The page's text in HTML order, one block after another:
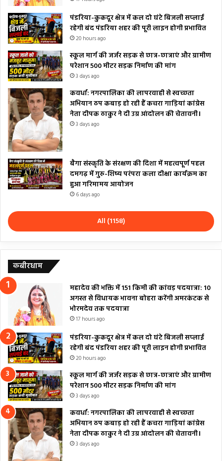
पंडरिया-कुकदूर क्षेत्र में कल दो घंटे बिजली सप्लाई
रहेगी बंद पंडरिया शहर की पूरी लाइन होगी प्रभावित
20 hours ago
स्कूल मार्ग की जर्जर सड़क से छात्र-छात्राएं और ग्रामीण
परेशान 500 मीटर सड़क निर्माण की मांग
3 days ago
कवर्धा: नगरपालिका की लापरवाही से स्वच्छता
अभियान ठप कबाड़ हो रही हैं कचरा गाड़ियां कांग्रेस
नेता दीपक ठाकुर ने दी उग्र आंदोलन की चेतावनी।
3 days ago
बैगा संस्कृति के संरक्षण की दिशा में महत्वपूर्ण पहल
दमगढ़ में गुरु-शिष्य परंपरा कला दीक्षा कार्यक्रम का
हुआ गरिमामय आयोजन
6 days ago
All (1158)
कबीरधाम
महादेव की भक्ति में 151 किमी की कांवड़ पदयात्रा: 10
अगस्त से विधायक भावना बोहरा करेंगी अमरकंटक से
भोरमदेव तक पदयात्रा
17 hours ago
पंडरिया-कुकदूर क्षेत्र में कल दो घंटे बिजली सप्लाई
रहेगी बंद पंडरिया शहर की पूरी लाइन होगी प्रभावित
20 hours ago
स्कूल मार्ग की जर्जर सड़क से छात्र-छात्राएं और ग्रामीण
परेशान 500 मीटर सड़क निर्माण की मांग
3 days ago
कवर्धा: नगरपालिका की लापरवाही से स्वच्छता
अभियान ठप कबाड़ हो रही हैं कचरा गाड़ियां कांग्रेस
नेता दीपक ठाकुर ने दी उग्र आंदोलन की चेतावनी।
3 days ago